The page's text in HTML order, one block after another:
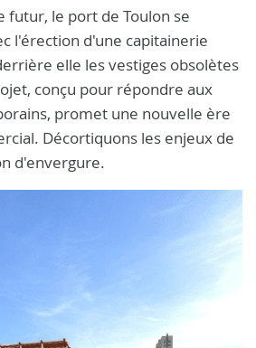
futur, le port de Toulon se
l'érection d'une capitainerie
elle les vestiges obsolètes
conçu pour répondre aux
promet une nouvelle ère
Décortiquons les enjeux de
d'envergure.